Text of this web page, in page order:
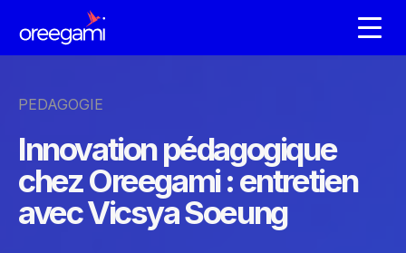
PEDAGOGIE
Innovation pédagogique
chez Oreegami : entretien
avec Vicsya Soeung